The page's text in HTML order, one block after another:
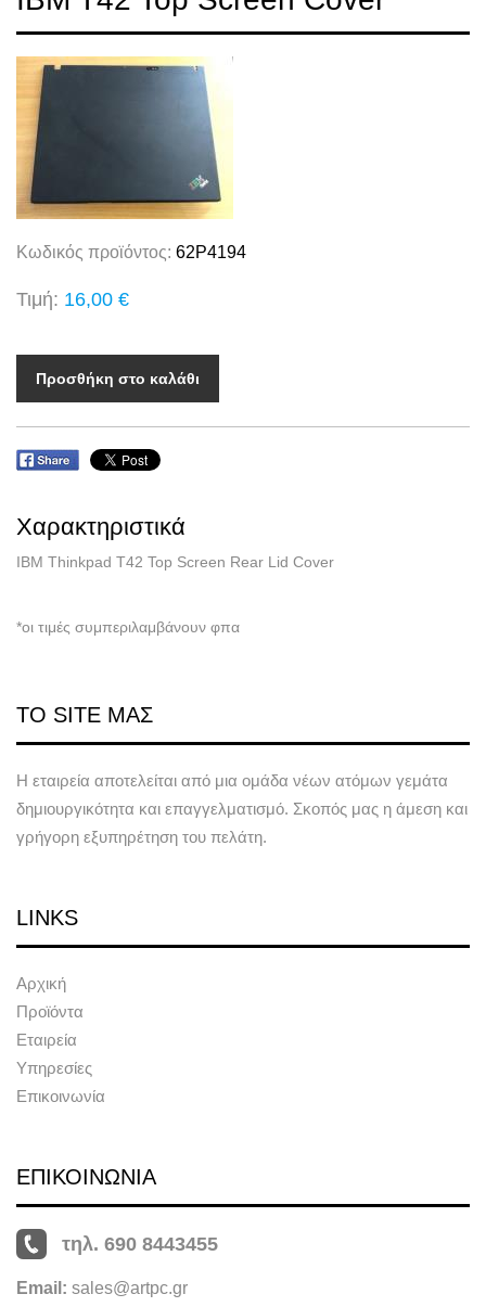
Κωδικός προϊόντος: 62P4194
Τιμή: 16,00 €
Προσθήκη στο καλάθι
Χαρακτηριστικά
IBM Thinkpad T42 Top Screen Rear Lid Cover
*οι τιμές συμπεριλαμβάνουν φπα
ΤΟ SITE ΜΑΣ
Η εταιρεία αποτελείται από μια ομάδα νέων ατόμων γεμάτα
δημιουργικότητα και επαγγελματισμό. Σκοπός μας η άμεση και
γρήγορη εξυπηρέτηση του πελάτη.
LINKS
Αρχική
Προϊόντα
Εταιρεία
Υπηρεσίες
Επικοινωνία
ΕΠΙΚΟΙΝΩΝΙΑ
τηλ. 690 8443455
Email: sales@artpc.gr